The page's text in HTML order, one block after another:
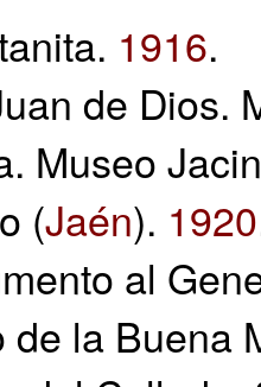
1916.
de Dios.
Museo
(Jaén). 1920
al
de la Buena